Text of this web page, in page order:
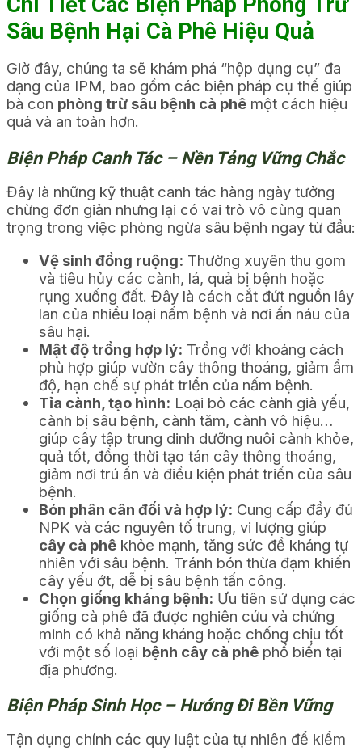
Sâu Bệnh Hại Cà Phê Hiệu Quả
Giờ đây, chúng ta sẽ khám phá “hộp dụng cụ” đa
dạng của IPM, bao gồm các biện pháp cụ thể giúp
bà con phòng trừ sâu bệnh cà phê một cách hiệu
quả và an toàn hơn.
Biện Pháp Canh Tác – Nền Tảng Vững Chắc
Đây là những kỹ thuật canh tác hàng ngày tưởng
chừng đơn giản nhưng lại có vai trò vô cùng quan
trọng trong việc phòng ngừa sâu bệnh ngay từ đầu:
Vệ sinh đồng ruộng: Thường xuyên thu gom
và tiêu hủy các cành, lá, quả bị bệnh hoặc
rụng xuống đất. Đây là cách cắt đứt nguồn lây
lan của nhiều loại nấm bệnh và nơi ẩn náu của
sâu hại.
Mật độ trồng hợp lý: Trồng với khoảng cách
phù hợp giúp vườn cây thông thoáng, giảm ẩm
độ, hạn chế sự phát triển của nấm bệnh.
Tỉa cành, tạo hình: Loại bỏ các cành già yếu,
cành bị sâu bệnh, cành tăm, cành vô hiệu…
giúp cây tập trung dinh dưỡng nuôi cành khỏe,
quả tốt, đồng thời tạo tán cây thông thoáng,
giảm nơi trú ẩn và điều kiện phát triển của sâu
bệnh.
Bón phân cân đối và hợp lý: Cung cấp đầy đủ
NPK và các nguyên tố trung, vi lượng giúp
cây cà phê khỏe mạnh, tăng sức đề kháng tự
nhiên với sâu bệnh. Tránh bón thừa đạm khiến
cây yếu ớt, dễ bị sâu bệnh tấn công.
Chọn giống kháng bệnh: Ưu tiên sử dụng các
giống cà phê đã được nghiên cứu và chứng
minh có khả năng kháng hoặc chống chịu tốt
với một số loại bệnh cây cà phê phổ biến tại
địa phương.
Biện Pháp Sinh Học – Hướng Đi Bền Vững
Tận dụng chính các quy luật của tự nhiên để kiểm